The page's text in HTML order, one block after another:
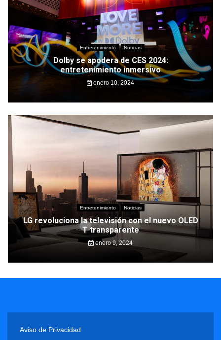
Entretenimiento Noticias
Dolby se apodera de CES 2024:
entretenimiento inmersivo
enero 10, 2024
Entretenimiento Noticias
LG revoluciona la televisión con el nuevo OLED
T transparente
enero 9, 2024
Aviso de Privacidad